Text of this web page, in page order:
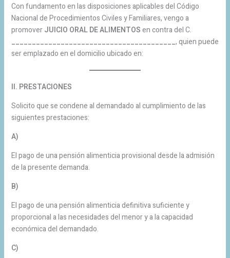
Con fundamento en las disposiciones aplicables del Código
Nacional de Procedimientos Civiles y Familiares, vengo a
promoverJUICIO ORAL DE ALIMENTOSen contra del C.
________________________________________, quien puede
ser emplazado en el domicilio ubicado en:
II. PRESTACIONES
Solicito que se condene al demandado al cumplimiento de las
siguientes prestaciones:
A)
El pago de una pensión alimenticia provisional desde la admisión
de la presente demanda.
B)
El pago de una pensión alimenticia definitiva suficiente y
proporcional a las necesidades del menor y a la capacidad
económica del demandado.
C)